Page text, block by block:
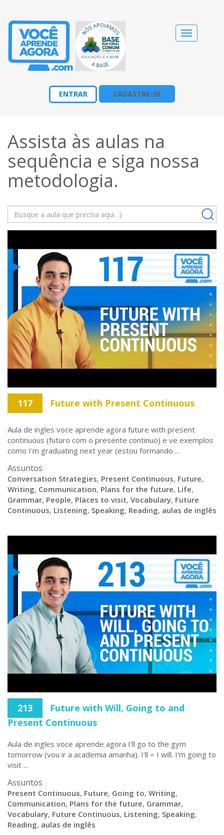
Alternar
navegação
ENTRAR CADASTRE-SE
Assista às aulas na
sequência e siga nossa
metodologia.
117 Future with Present Continuous
Aula de ingles voce aprende agora future with present
continuous (futuro com o presente continuo) e ve exemplos
como I'm graduating next year (estou formando ...
Assuntos
Conversation Strategies, Present Continuous, Future,
Writing, Communication, Plans for the future, Life,
Grammar, People, Places to visit, Vocabulary, Future
Continuous, Listening, Speaking, Reading, aulas de inglês
213
Future with Will, Going to and
Present Continuous
Aula de ingles voce aprende agora I'll go to the gym
tomorrow (vou ir a academia amanha). I'll = I will. I'm going to
visit ...
Assuntos
Present Continuous, Future, Going to, Writing,
Communication, Plans for the future, Grammar,
Vocabulary, Future Continuous, Listening, Speaking,
Reading, aulas de inglês